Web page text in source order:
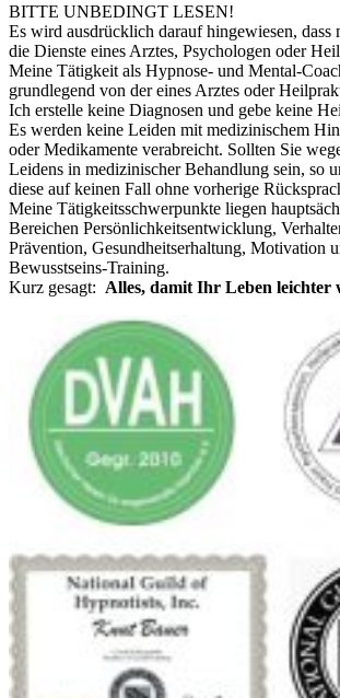
BITTE UNBEDINGT LESEN!
Es wird ausdrücklich darauf hingewiesen, dass
die Dienste eines Arztes, Psychologen oder
Meine Tätigkeit als Hypnose- und Mental-
grundlegend von der eines Arztes oder
Ich erstelle keine Diagnosen und gebe keine
Es werden keine Leiden mit medizinischem
oder Medikamente verabreicht. Sollten Sie
Leidens in medizinischer Behandlung sein, so
diese auf keinen Fall ohne vorherige
Meine Tätigkeitsschwerpunkte liegen
Bereichen Persönlichkeitsentwicklung,
Prävention, Gesundheitserhaltung, Motivation
Bewusstseins-Training.
Kurz gesagt: Alles, damit Ihr Leben leichter